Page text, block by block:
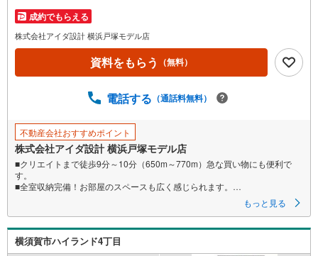
イ
ペ
ー
ジ
成約でもらえる
株式会社アイダ設計 横浜戸塚モデル店
資料をもらう （無料）
電話する （通話料無料）
不動産会社おすすめポイント
株式会社アイダ設計 横浜戸塚モデル店
■クリエイトまで徒歩9分～10分（650m～770m）急な買い物にも便利で
す。
■全室収納完備！お部屋のスペースも広く感じられます。
■LDKと洋室畳敷きは続き間設計のためお部屋を広く活用できます。
もっと見る
横須賀市ハイランド4丁目